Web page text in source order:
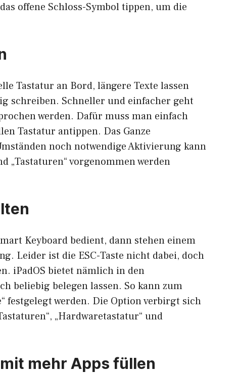
offene Schloss-Symbol tippen, um die
Tastatur an Bord, längere Texte lassen
schreiben. Schneller und einfacher geht
werden. Dafür muss man einfach
Tastatur antippen. Das Ganze
noch notwendige Aktivierung kann
„Tastaturen“ vorgenommen werden
Keyboard bedient, dann stehen einem
Leider ist die ESC-Taste nicht dabei, doch
iPadOS bietet nämlich in den
beliebig belegen lassen. So kann zum
festgelegt werden. Die Option verbirgt sich
„Hardwaretastatur“ und
mehr Apps füllen